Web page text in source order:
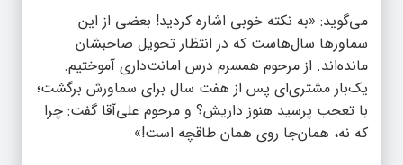
می‌گوید: «به نکته خوبی اشاره کردید! بعضی از این
سماورها سال‌هاست که در انتظار تحویل صاحبشان
مانده‌اند. از مرحوم همسرم درس امانت‌داری آموختیم.
یک‌بار مشتری‌ای پس از هفت سال برای سماورش برگشت؛
با تعجب پرسید هنوز داریش؟ و مرحوم علی‌آقا گفت: چرا
که نه، همان‌جا روی همان طاقچه است!»